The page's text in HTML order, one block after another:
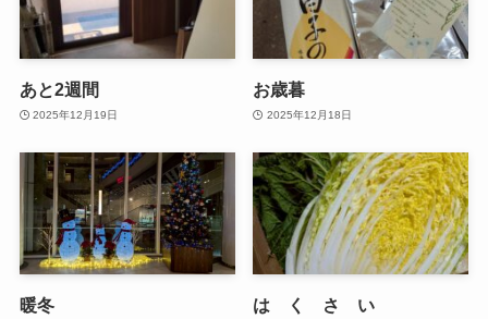
あと2週間
2025年12月19日
お歳暮
2025年12月18日
暖冬 は く さ い